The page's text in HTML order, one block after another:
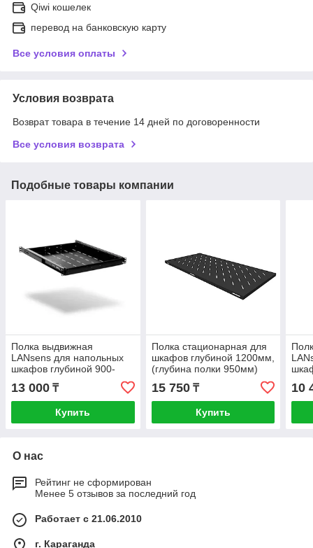
Qiwi кошелек
перевод на банковскую карту
Все условия оплаты
Условия возврата
Возврат товара в течение 14 дней по договоренности
Все условия возврата
Подобные товары компании
Полка выдвижная
LANsens для напольных
шкафов глубиной 900-
1200 мм, 440х550х44 мм
(5055-F-100)
13 000 ₸
Купить
Полка стационарная для
шкафов глубиной 1200мм,
(глубина полки 950мм)
распределенная нагрузка
20кг, цвет-черный (SNR-
SHELF-12095-20
15 750₸
Купить
F-
10
О нас
Рейтинг не сформирован
Менее 5 отзывов за последний год
Работает с 21.06.2010
г. Караганда